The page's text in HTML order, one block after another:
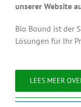
unserer Website
Bio Bound ist der
Lösungen für Ihr
LEES MEER